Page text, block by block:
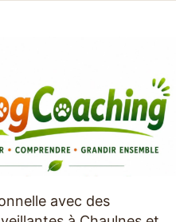
avec des